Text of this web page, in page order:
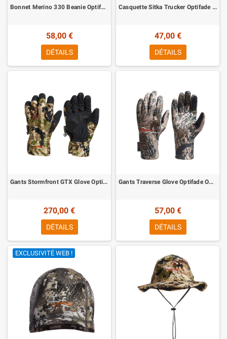
Bonnet Merino 330 Beanie Optifade Subalpine Sitka
58,00 €
DÉTAILS
Casquette Sitka Trucker Optifade Subalpine
47,00 €
DÉTAILS
Gants Stormfront GTX Glove Optifade Subalipine Sitka
270,00 €
DÉTAILS
Gants Traverse Glove Optifade Open Country Sitka
57,00 €
DÉTAILS
EXCLUSIVITÉ WEB !